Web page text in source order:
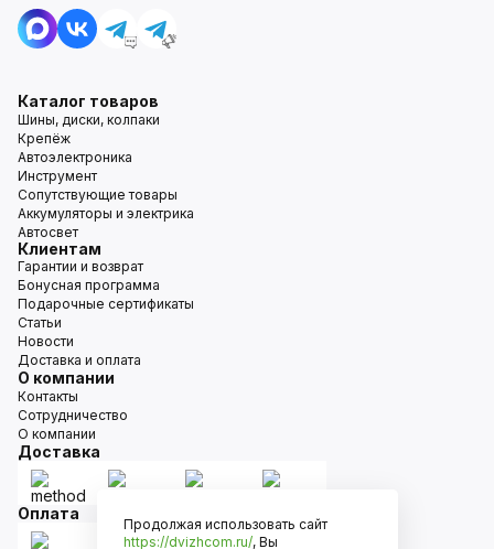
Каталог товаров
Шины, диски, колпаки
Крепёж
Автоэлектроника
Инструмент
Сопутствующие товары
Аккумуляторы и электрика
Автосвет
Клиентам
Гарантии и возврат
Бонусная программа
Подарочные сертификаты
Статьи
Новости
Доставка и оплата
О компании
Контакты
Сотрудничество
О компании
Доставка
Оплата
Продолжая использовать сайт
https://dvizhcom.ru/, Вы